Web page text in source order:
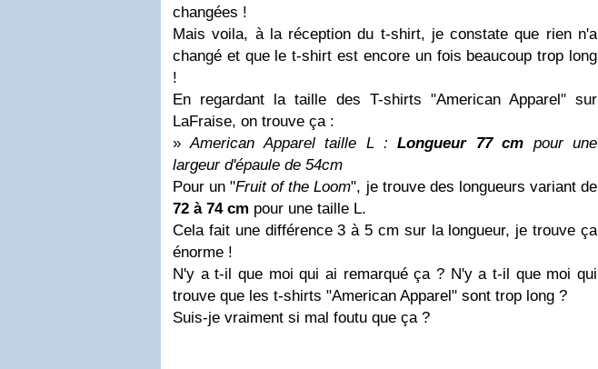
changées !
Mais voila, à la réception du t-shirt, je constate que rien n'a
changé et que le t-shirt est encore un fois beaucoup trop long
!
En regardant la taille des T-shirts "American Apparel" sur
LaFraise, on trouve ça :
»American Apparel taille L :Longueur 77 cm pour une
largeur d'épaule de 54cm
Pour un "Fruit of the Loom", je trouve des longueurs variant de
72 à 74 cm pour une taille L.
Cela fait une différence 3 à 5 cm sur la longueur, je trouve ça
énorme !
N'y a t-il que moi qui ai remarqué ça ? N'y a t-il que moi qui
trouve que les t-shirts "American Apparel" sont trop long ?
Suis-je vraiment si mal foutu que ça ?